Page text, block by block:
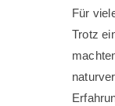
Für
Trotz